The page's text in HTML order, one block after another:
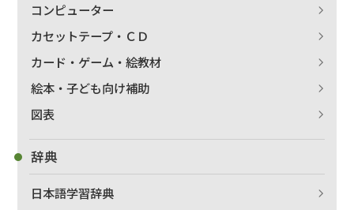
絞り込む
コンピューター
カセットテープ・ＣＤ
カード・ゲーム・絵教材
絵本・子ども向け補助
図表
辞典
日本語学習辞典